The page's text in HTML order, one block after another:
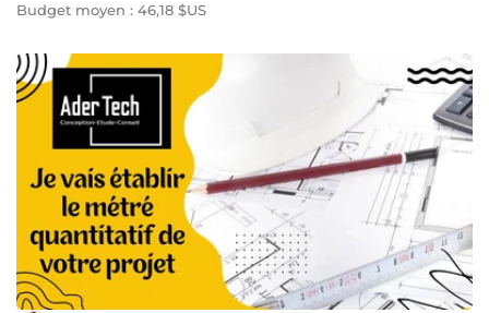
Budget moyen : 46,18 $US